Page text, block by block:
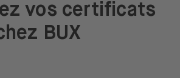
vos certificats
BUX